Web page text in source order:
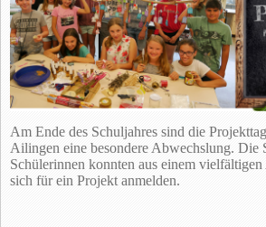
Am Ende des Schuljahres sind die
Ailingen eine besondere Abwechslung. Die
Schülerinnen konnten aus einem
sich für ein Projekt anmelden.